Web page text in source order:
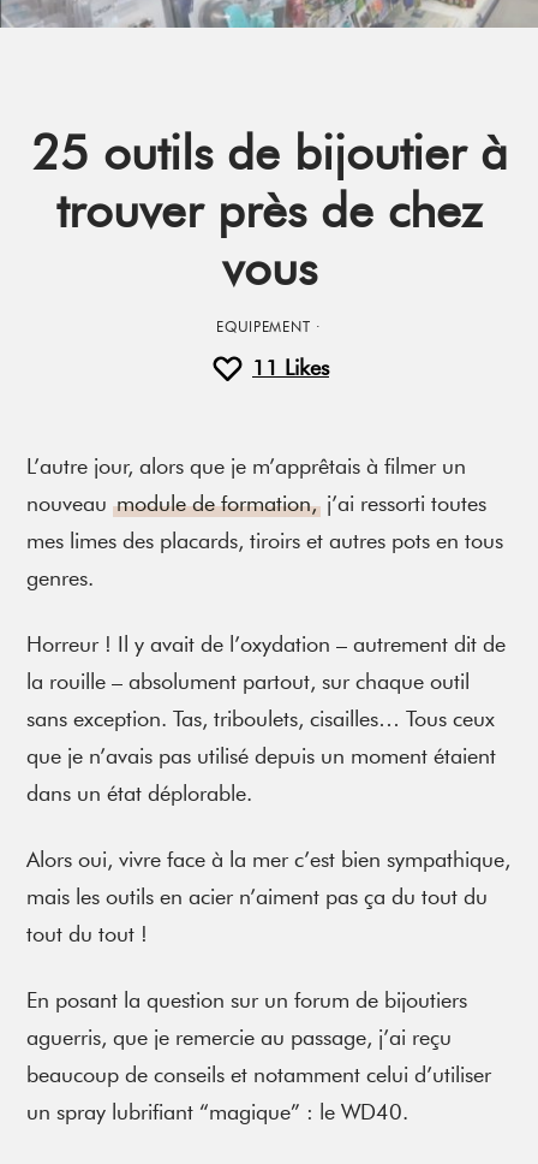
25 outils de bijoutier à
trouver près de chez
vous
EQUIPEMENT ·
11 Likes
L’autre jour, alors que je m’apprêtais à filmer un
nouveaumodule de formation, j’ai ressorti toutes
mes limes des placards, tiroirs et autres pots en tous
genres.
Horreur ! Il y avait de l’oxydation – autrement dit de
la rouille – absolument partout, sur chaque outil
sans exception. Tas, triboulets, cisailles… Tous ceux
que je n’avais pas utilisé depuis un moment étaient
dans un état déplorable.
Alors oui, vivre face à la mer c’est bien sympathique,
mais les outils en acier n’aiment pas ça du tout du
tout du tout !
En posant la question sur un forum de bijoutiers
aguerris, que je remercie au passage, j’ai reçu
beaucoup de conseils et notamment celui d’utiliser
un spray lubrifiant “magique” : le WD40.